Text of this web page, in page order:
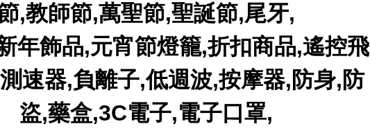
,教師節,萬聖節,聖誕節,尾牙,
年飾品,元宵節燈籠,折扣商品,遙控飛
速器,負離子,低週波,按摩器,防身,防
盜,藥盒,3C電子,電子口罩,